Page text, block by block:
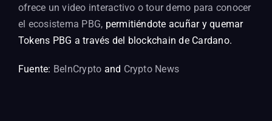
ofrece un video interactivo o tour demo para conocer
el ecosistema PBG, permitiéndote acuñar y quemar
Tokens PBG a través del blockchain de Cardano.
Fuente: BeInCrypto and Crypto News